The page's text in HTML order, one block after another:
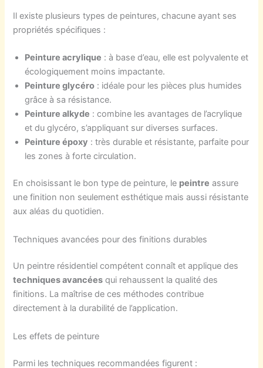
Il existe plusieurs types de peintures, chacune ayant ses
propriétés spécifiques :
Peinture acrylique : à base d’eau, elle est polyvalente et
écologiquement moins impactante.
Peinture glycéro : idéale pour les pièces plus humides
grâce à sa résistance.
Peinture alkyde : combine les avantages de l’acrylique
et du glycéro, s’appliquant sur diverses surfaces.
Peinture époxy : très durable et résistante, parfaite pour
les zones à forte circulation.
En choisissant le bon type de peinture, le peintre assure
une finition non seulement esthétique mais aussi résistante
aux aléas du quotidien.
Techniques avancées pour des finitions durables
Un peintre résidentiel compétent connaît et applique des
techniques avancées qui rehaussent la qualité des
finitions. La maîtrise de ces méthodes contribue
directement à la durabilité de l’application.
Les effets de peinture
Parmi les techniques recommandées figurent :